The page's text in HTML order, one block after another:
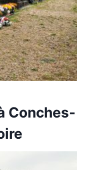
Conches-